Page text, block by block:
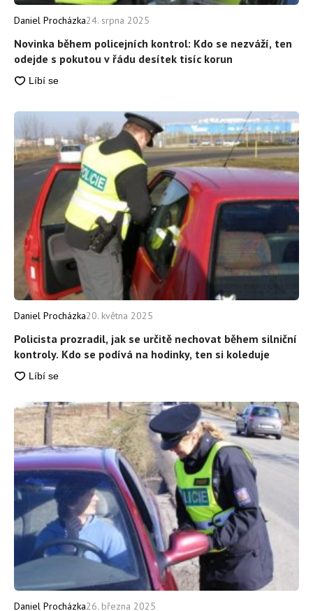
Novinka během policejních kontrol: Kdo se nezváží, ten
odejde s pokutou v řádu desítek tisíc korun
Daniel Procházka24. srpna 2025
Policista prozradil, jak se určitě nechovat během silniční
kontroly. Kdo se podívá na hodinky, ten si koleduje
Daniel Procházka20. května 2025
Daniel Procházka26. března 2025